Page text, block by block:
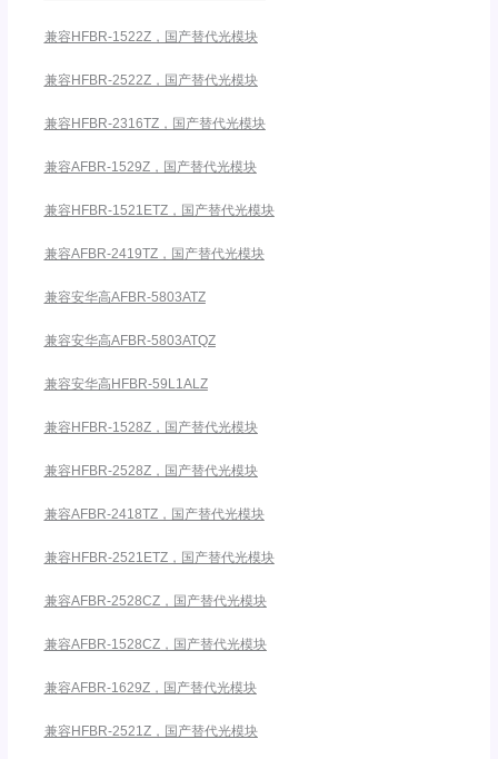
兼容HFBR-1522Z，国产替代光模块
兼容HFBR-2522Z，国产替代光模块
兼容HFBR-2316TZ，国产替代光模块
兼容AFBR-1529Z，国产替代光模块
兼容HFBR-1521ETZ，国产替代光模块
兼容AFBR-2419TZ，国产替代光模块
兼容安华高AFBR-5803ATZ
兼容安华高AFBR-5803ATQZ
兼容安华高HFBR-59L1ALZ
兼容HFBR-1528Z，国产替代光模块
兼容HFBR-2528Z，国产替代光模块
兼容AFBR-2418TZ，国产替代光模块
兼容HFBR-2521ETZ，国产替代光模块
兼容AFBR-2528CZ，国产替代光模块
兼容AFBR-1528CZ，国产替代光模块
兼容AFBR-1629Z，国产替代光模块
兼容HFBR-2521Z，国产替代光模块